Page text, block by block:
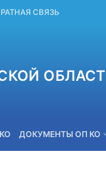
СВЯЗЬ
ДОКУМЕНТЫ ОП КО